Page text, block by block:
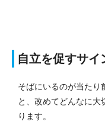
自立を促すサイ
そばにいるのが当たり
と、改めてどんなに大
ります。